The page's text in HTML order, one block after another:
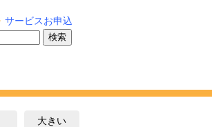
サービスお申込
み
大きい